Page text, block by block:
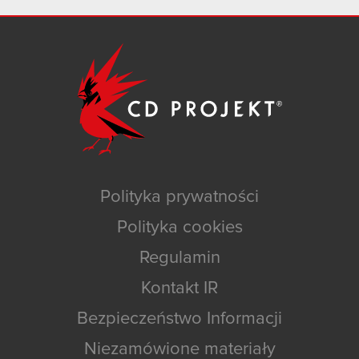
Polityka prywatności
Polityka cookies
Regulamin
Kontakt IR
Bezpieczeństwo Informacji
Niezamówione materiały